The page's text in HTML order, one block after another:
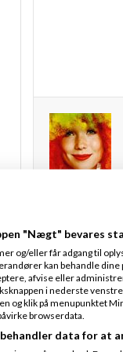
Fra Korsør
Tilmeldt 26. Feb
"Nægt" bevares
og/eller får adgang til
kan behandle
afvise eller
i nederste
og klik på menupunktet
browserdata.
data for at